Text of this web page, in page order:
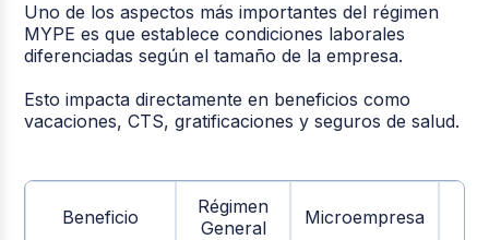
Uno de los aspectos más importantes del régimen
MYPE es que establece condiciones laborales
diferenciadas según el tamaño de la empresa.
Esto impacta directamente en beneficios como
vacaciones, CTS, gratificaciones y seguros de salud.
Beneficio
Régimen
General
Microempresa